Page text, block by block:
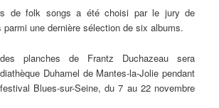
de folk songs a été choisi par le jury de
parmi une dernière sélection de six albums.
planches de Frantz Duchazeau sera
Duhamel de Mantes-la-Jolie pendant
Blues-sur-Seine, du 7 au 22 novembre